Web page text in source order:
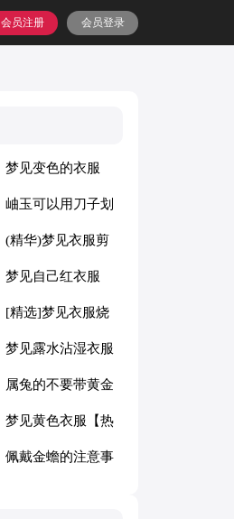
会员登录
会员注册
梦见变色的衣服
岫玉可以用刀子划
吗
(精华)梦见衣服剪
破了
梦见自己红衣服
[精选]梦见衣服烧
了一个洞
梦见露水沾湿衣服
【荐】
属兔的不要带黄金
吗
梦见黄色衣服【热
门】
佩戴金蟾的注意事